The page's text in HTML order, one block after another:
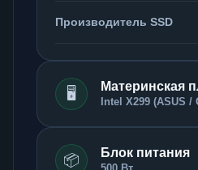
Производитель SSD
🖥️ Материнская
Intel X299 (ASUS /
📦 Блок питания